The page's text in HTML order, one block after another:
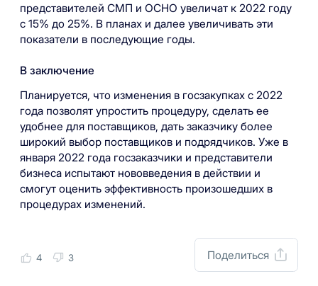
представителей СМП и ОСНО увеличат к 2022 году
с 15% до 25%. В планах и далее увеличивать эти
показатели в последующие годы.
В заключение
Планируется, что изменения в госзакупках с 2022
года позволят упростить процедуру, сделать ее
удобнее для поставщиков, дать заказчику более
широкий выбор поставщиков и подрядчиков. Уже в
января 2022 года госзаказчики и представители
бизнеса испытают нововведения в действии и
смогут оценить эффективность произошедших в
процедурах изменений.
4 3 Поделиться